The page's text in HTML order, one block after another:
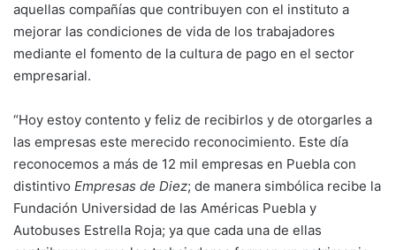
aquellas compañías que contribuyen con el instituto a
mejorar las condiciones de vida de los trabajadores
mediante el fomento de la cultura de pago en el sector
empresarial.
“Hoy estoy contento y feliz de recibirlos y de otorgarles a
las empresas este merecido reconocimiento. Este día
reconocemos a más de 12 mil empresas en Puebla con
distintivo Empresas de Diez; de manera simbólica recibe la
Fundación Universidad de las Américas Puebla y
Autobuses Estrella Roja; ya que cada una de ellas